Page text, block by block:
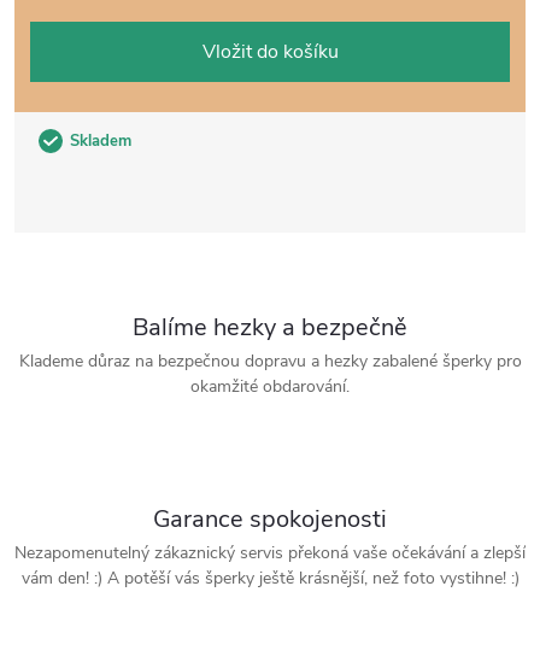
Skladem
Vložit do košíku
Balíme hezky a bezpečně
Klademe důraz na bezpečnou dopravu a hezky zabalené šperky pro
okamžité obdarování.
Garance spokojenosti
Nezapomenutelný zákaznický servis překoná vaše očekávání a zlepší
vám den! :) A potěší vás šperky ještě krásnější, než foto vystihne! :)